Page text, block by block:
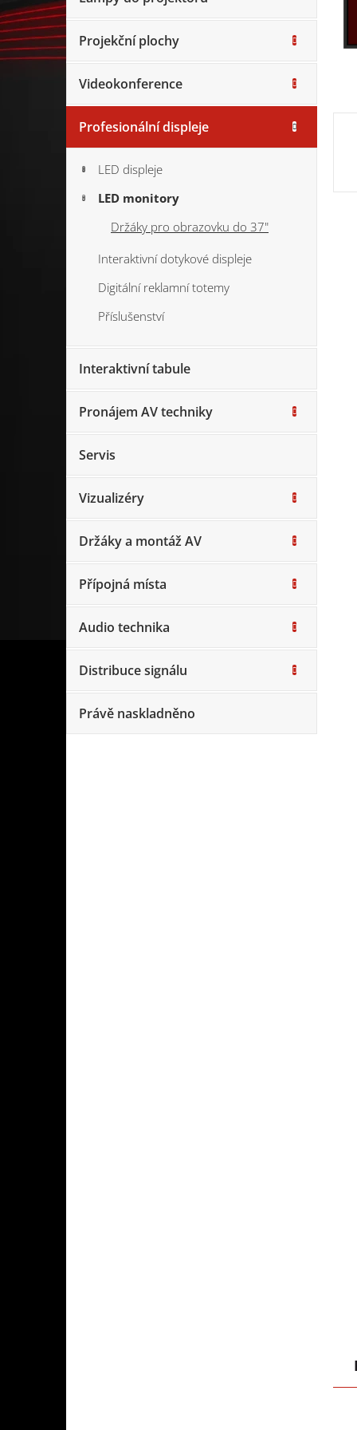
Projekční plochy
Videokonference
Profesionální displeje
LED displeje
LED monitory
Držáky pro obrazovku do 37"
Interaktivní dotykové displeje
Digitální reklamní totemy
Příslušenství
Interaktivní tabule
Pronájem AV techniky
Servis
Vizualizéry
Držáky a montáž AV
Přípojná místa
Audio technika
Distribuce signálu
Právě naskladněno